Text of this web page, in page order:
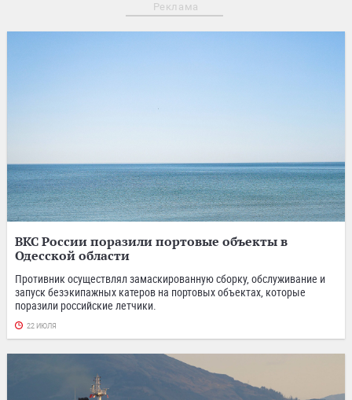
Реклама
ВКС России поразили портовые объекты в
Одесской области
Противник осуществлял замаскированную сборку, обслуживание и
запуск безэкипажных катеров на портовых объектах, которые
поразили российские летчики.
22 ИЮЛЯ